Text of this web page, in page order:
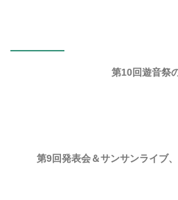
第10回遊音祭
第9回発表会＆サンサンライブ